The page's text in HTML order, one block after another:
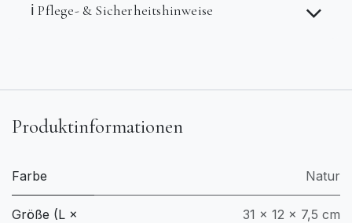
ℹ️ Pflege- & Sicherheitshinweise
Produktinformationen
Farbe Natur
Größe (L ×
31 × 12 × 7,5 cm